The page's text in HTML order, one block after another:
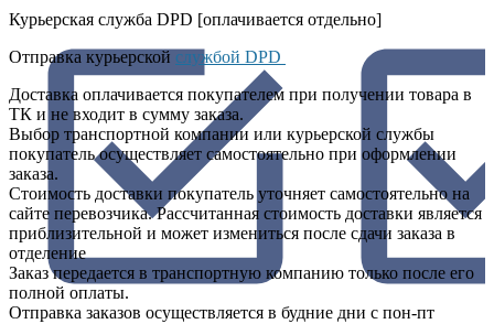
Курьерская служба DPD [оплачивается отдельно]
Отправка курьерской службой DPD
Доставка оплачивается покупателем при получении товара в
ТК и не входит в сумму заказа.
Выбор транспортной компании или курьерской службы
покупатель осуществляет самостоятельно при оформлении
заказа.
Стоимость доставки покупатель уточняет самостоятельно на
сайте перевозчика. Рассчитанная стоимость доставки является
приблизительной и может измениться после сдачи заказа в
отделение
Заказ передается в транспортную компанию только после его
полной оплаты.
Отправка заказов осуществляется в будние дни с пон-пт